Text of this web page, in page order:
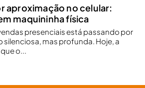
aproximação no celular:
maquininha física
presenciais está passando por
mas profunda. Hoje, a
o...